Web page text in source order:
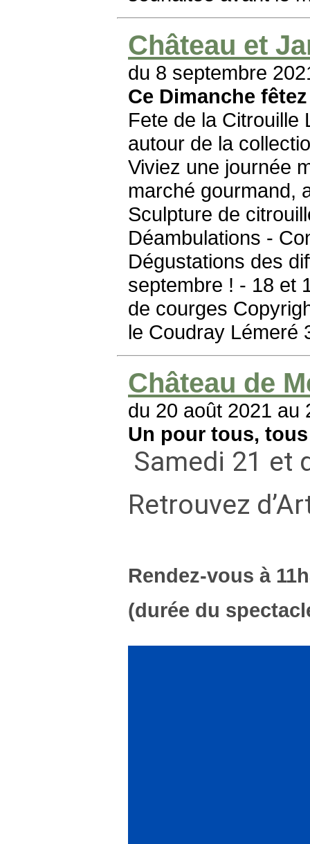
Château et
du 8 septembre
Ce Dimanche
Fete de la Citrouille
autour de la
Viviez une journée
marché gourmand,
Sculpture de
Déambulations -
Dégustations des
septembre ! - 18 et
de courges
le Coudray Lémeré
Château de
du 20 août 2021 au
Un pour tous,
Samedi 21 et
Retrouvez
Rendez-vous à
(durée du